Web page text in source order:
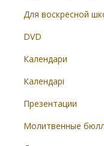
Для воскресной
DVD
Календари
Календарі
Презентации
Молитвенные